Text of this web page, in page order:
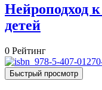
Нейроподход
детей
0 Рейтинг
Быстрый просмотр